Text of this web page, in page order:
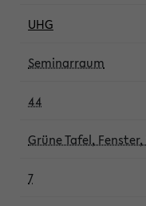
UHG
Seminarraum
44
Grüne Tafel,
7